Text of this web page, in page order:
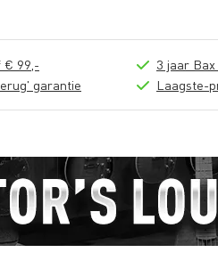
€ 99,-
garantie
3 jaar
Laagste-